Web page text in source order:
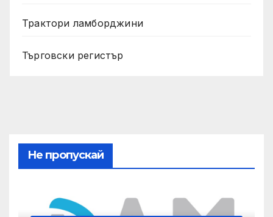
Трактори ламборджини
Търговски регистър
Не пропускай